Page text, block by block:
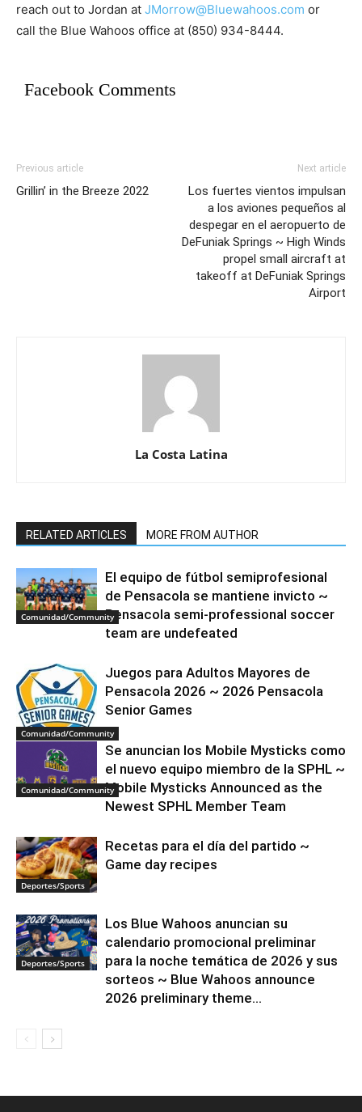
reach out to Jordan at JMorrow@Bluewahoos.com or
call the Blue Wahoos office at (850) 934-8444.
Facebook Comments
Previous article
Grillin’ in the Breeze 2022
Next article
Los fuertes vientos impulsan
a los aviones pequeños al
despegar en el aeropuerto de
DeFuniak Springs ~ High Winds
propel small aircraft at
takeoff at DeFuniak Springs
Airport
La Costa Latina
RELATED ARTICLES MORE FROM AUTHOR
Comunidad/Community
El equipo de fútbol semiprofesional
de Pensacola se mantiene invicto ~
Pensacola semi-professional soccer
team are undefeated
Comunidad/Community
Juegos para Adultos Mayores de
Pensacola 2026 ~ 2026 Pensacola
Senior Games
Comunidad/Community
Se anuncian los Mobile Mysticks como
el nuevo equipo miembro de la SPHL ~
Mobile Mysticks Announced as the
Newest SPHL Member Team
Deportes/Sports
Recetas para el día del partido ~
Game day recipes
Deportes/Sports
Los Blue Wahoos anuncian su
calendario promocional preliminar
para la noche temática de 2026 y sus
sorteos ~ Blue Wahoos announce
2026 preliminary theme...